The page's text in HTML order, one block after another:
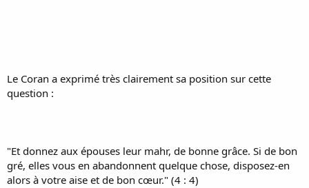
Le Coran a exprimé très clairement sa position sur cette
question :
"Et donnez aux épouses leur mahr, de bonne grâce. Si de bon
gré, elles vous en abandonnent quelque chose, disposez-en
alors à votre aise et de bon cœur." (4 : 4)